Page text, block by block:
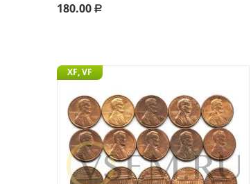
180.00 Р
XF, VF